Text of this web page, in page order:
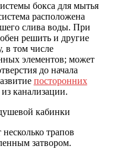
бокса для мытья
расположена
слива воды. При
решить и другие
в том числе
элементов; может
до начала
посторонних
канализации.
трапов
затвором.